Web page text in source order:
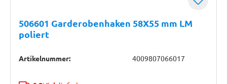
506601 Garderobenhaken 58X55 mm LM
poliert
Artikelnummer: 4009807066017